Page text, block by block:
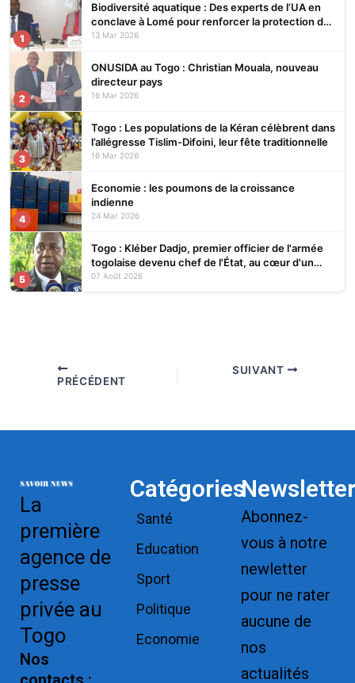
1
Biodiversité aquatique : Des experts de l’UA en
conclave à Lomé pour renforcer la protection des
écosystèmes
13 Mar 2026
2
ONUSIDA au Togo : Christian Mouala, nouveau
directeur pays
16 Mar 2026
3
Togo : Les populations de la Kéran célèbrent dans
l’allégresse Tislim-Difoini, leur fête traditionnelle
16 Mar 2026
4
Economie : les poumons de la croissance
indienne
24 Mar 2026
5
Togo : Kléber Dadjo, premier officier de l'armée
togolaise devenu chef de l'État, au cœur d'un
ouvrage
07 Août 2026
PRÉCÉDENT
SUIVANT
La
première
agence de
presse
privée au
Togo
Nos
Catégories
Santé
Education
Sport
Politique
Economie
Newsletter
Abonnez-
vous à notre
newletter
pour ne rater
aucune de
nos
actualités